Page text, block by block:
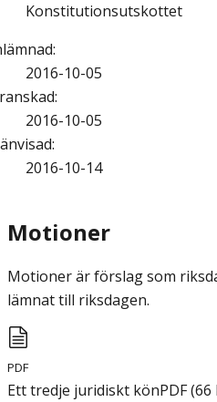
Konstitutionsutskottet
:
2016-10-05
:
2016-10-05
:
2016-10-14
Motioner
Motioner är förslag som
lämnat till riksdagen.
PDF
Ett tredje juridiskt könPDF(66